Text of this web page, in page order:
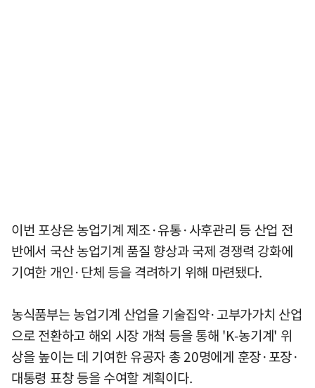
이번 포상은 농업기계 제조·유통·사후관리 등 산업 전
반에서 국산 농업기계 품질 향상과 국제 경쟁력 강화에
기여한 개인·단체 등을 격려하기 위해 마련됐다.
농식품부는 농업기계 산업을 기술집약·고부가가치 산업
으로 전환하고 해외 시장 개척 등을 통해 'K-농기계' 위
상을 높이는 데 기여한 유공자 총 20명에게 훈장·포장·
대통령 표창 등을 수여할 계획이다.